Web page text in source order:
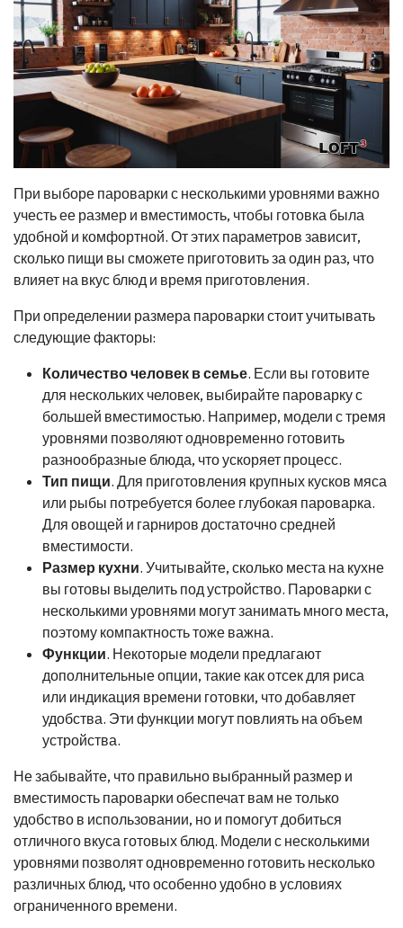
При выборе пароварки с несколькими уровнями важно
учесть ее размер и вместимость, чтобы готовка была
удобной и комфортной. От этих параметров зависит,
сколько пищи вы сможете приготовить за один раз, что
влияет на вкус блюд и время приготовления.
При определении размера пароварки стоит учитывать
следующие факторы:
Количество человек в семье. Если вы готовите
для нескольких человек, выбирайте пароварку с
большей вместимостью. Например, модели с тремя
уровнями позволяют одновременно готовить
разнообразные блюда, что ускоряет процесс.
Тип пищи. Для приготовления крупных кусков мяса
или рыбы потребуется более глубокая пароварка.
Для овощей и гарниров достаточно средней
вместимости.
Размер кухни. Учитывайте, сколько места на кухне
вы готовы выделить под устройство. Пароварки с
несколькими уровнями могут занимать много места,
поэтому компактность тоже важна.
Функции. Некоторые модели предлагают
дополнительные опции, такие как отсек для риса
или индикация времени готовки, что добавляет
удобства. Эти функции могут повлиять на объем
устройства.
Не забывайте, что правильно выбранный размер и
вместимость пароварки обеспечат вам не только
удобство в использовании, но и помогут добиться
отличного вкуса готовых блюд. Модели с несколькими
уровнями позволят одновременно готовить несколько
различных блюд, что особенно удобно в условиях
ограниченного времени.